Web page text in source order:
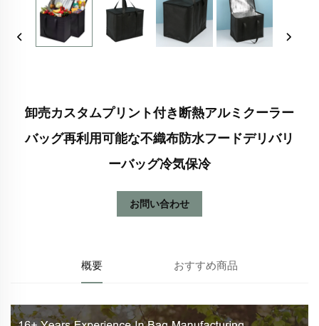
卸売カスタムプリント付き断熱アルミクーラー
バッグ再利用可能な不織布防水フードデリバリ
ーバッグ冷気保冷
お問い合わせ
概要 おすすめ商品